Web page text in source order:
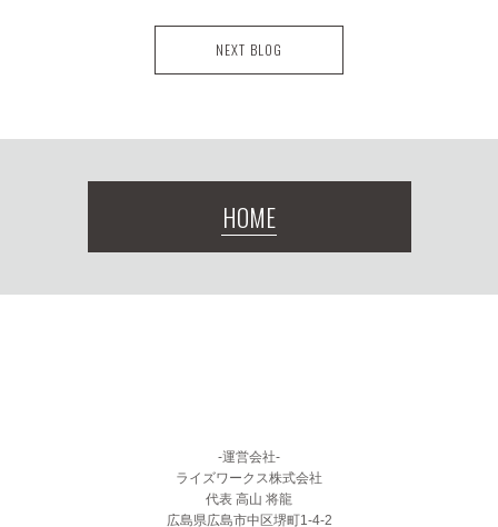
NEXT BLOG
HOME
-運営会社-
ライズワークス株式会社
代表 高山 将龍
広島県広島市中区堺町1-4-2